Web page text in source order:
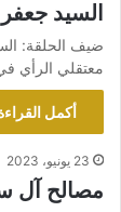
السيد
ضيف الحلقة:
معتقلي الرأي
أكمل
23 يونيو، 2023
مصالح آل